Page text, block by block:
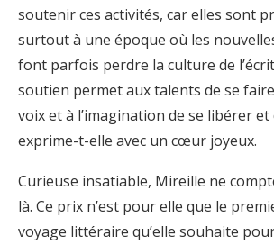
soutenir ces activités, car elles sont
surtout à une époque où les
font parfois perdre la culture de
soutien permet aux talents de se
voix et à l’imagination de se libérer et
exprime-t-elle avec un cœur joyeux.
Curieuse insatiable, Mireille ne
là. Ce prix n’est pour elle que le
voyage littéraire qu’elle souhaite